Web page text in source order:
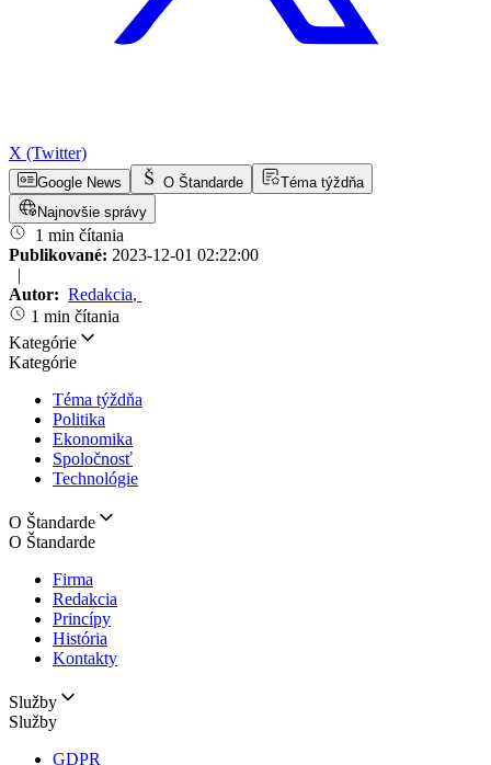
X (Twitter)
Google News O Štandarde
Téma týždňa
Najnovšie správy
1 min čítania
Publikované: 2023-12-01 02:22:00
|
Autor: Redakcia,
1 min čítania
Kategórie
Kategórie
Téma týždňa
Politika
Ekonomika
Spoločnosť
Technológie
O Štandarde
O Štandarde
Firma
Redakcia
Princípy
História
Kontakty
Služby
Služby
GDPR